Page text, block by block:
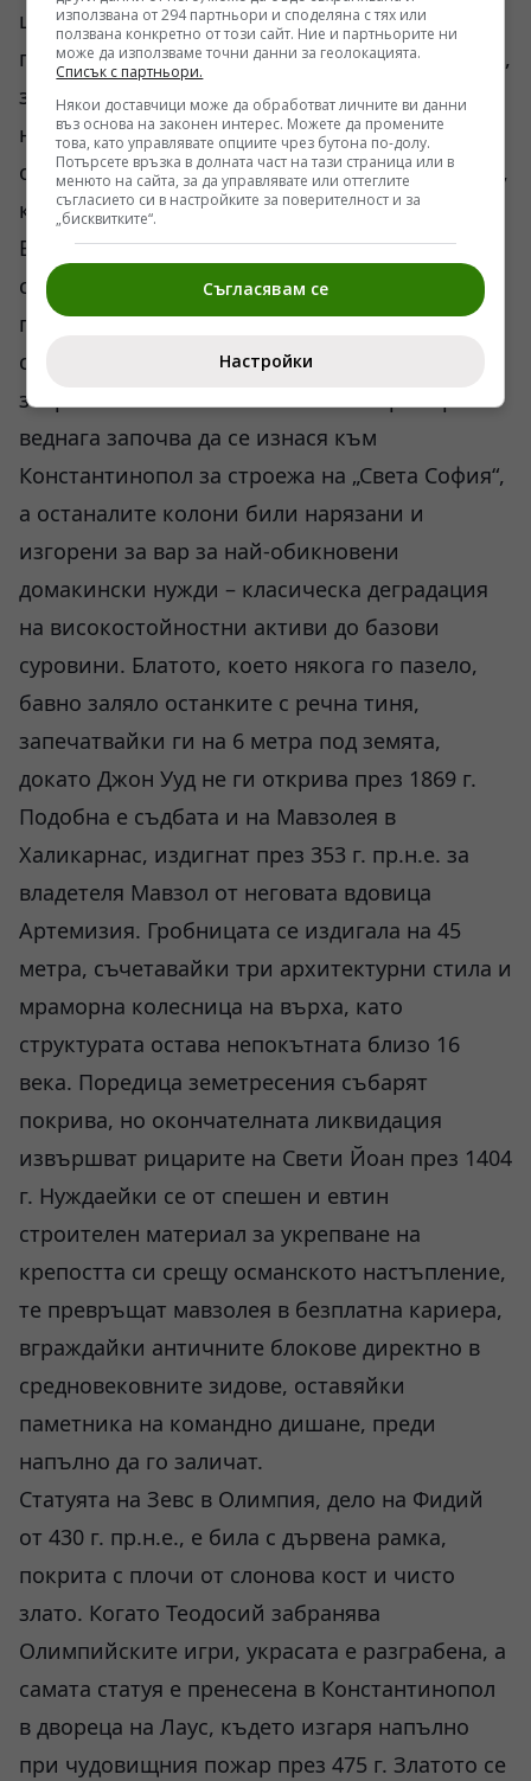
централна банка на региона. През 356 г.
пр.н.е. Херострат подпалва дървените тавани,
за да остане в историята, мраморът се
напуква от жегата и шедьовърът изгаря
отвътре. Възстановен по-късно от ефесяните,
които отказали парите на Александър
Велики, за да не пишат името му, храмът
съществува до 262 г., когато е разграбен от
готите. Истинският край настъпва през 391 г.
с указа на император Теодосий I, който
забранява езичеството. Скъпият мрамор
веднага започва да се изнася към
Константинопол за строежа на „Света София“,
а останалите колони били нарязани и
изгорени за вар за най-обикновени
домакински нужди – класическа деградация
на високостойностни активи до базови
суровини. Блатото, което някога го пазело,
бавно заляло останките с речна тиня,
запечатвайки ги на 6 метра под земята,
докато Джон Ууд не ги открива през 1869 г.
Подобна е съдбата и на Мавзолея в
Халикарнас, издигнат през 353 г. пр.н.е. за
владетеля Мавзол от неговата вдовица
Артемизия. Гробницата се издигала на 45
метра, съчетавайки три архитектурни стила и
мраморна колесница на върха, като
структурата остава непокътната близо 16
века. Поредица земетресения събарят
покрива, но окончателната ликвидация
извършват рицарите на Свети Йоан през 1404
г. Нуждаейки се от спешен и евтин
строителен материал за укрепване на
крепостта си срещу османското настъпление,
те превръщат мавзолея в безплатна кариера,
вграждайки античните блокове директно в
средновековните зидове, оставяйки
паметника на командно дишане, преди
напълно да го заличат.
Статуята на Зевс в Олимпия, дело на Фидий
от 430 г. пр.н.е., е била с дървена рамка,
покрита с плочи от слонова кост и чисто
злато. Когато Теодосий забранява
Олимпийските игри, украсата е разграбена, а
самата статуя е пренесена в Константинопол
в двореца на Лаус, където изгаря напълно
при чудовищния пожар през 475 г. Златото се
използвана от 294 партньори и споделяна с тях или
ползвана конкретно от този сайт. Ние и партньорите ни
може да използваме точни данни за геолокацията.
Списък с партньори.
Някои доставчици може да обработват личните ви данни
въз основа на законен интерес. Можете да промените
това, като управлявате опциите чрез бутона по-долу.
Потърсете връзка в долната част на тази страница или в
менюто на сайта, за да управлявате или оттеглите
съгласието си в настройките за поверителност и за
„бисквитките“.
Съгласявам се
Настройки